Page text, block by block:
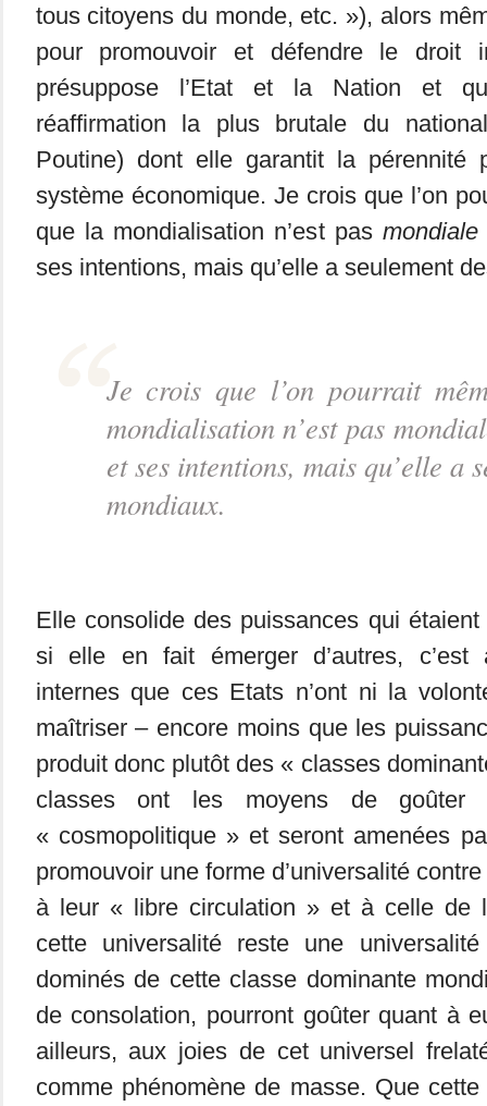
tous citoyens du monde, etc. »), alors
pour promouvoir et défendre le droit
présuppose l’Etat et la Nation et
réaffirmation la plus brutale du
Poutine) dont elle garantit la pérennité
système économique. Je crois que l’on
que la mondialisation n’est pasmondiale
ses intentions, mais qu’elle a seulement
Je crois que l’on pourrait
mondialisation n’est pas
et ses intentions, mais qu’elle a
mondiaux.
Elle consolide des puissances qui
si elle en fait émerger d’autres, c’est
internes que ces Etats n’ont ni la
maîtriser – encore moins que les
produit donc plutôt des « classes
classes ont les moyens de
« cosmopolitique » et seront amenées
promouvoir une forme d’universalité
à leur « libre circulation » et à celle de
cette universalité reste une
dominés de cette classe dominante
de consolation, pourront goûter quant à
ailleurs, aux joies de cet universel
comme phénomène de masse. Que